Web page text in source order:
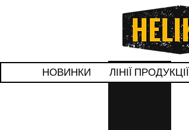
НОВИНКИ ЛІНІЇ ПРОДУКЦІЇ